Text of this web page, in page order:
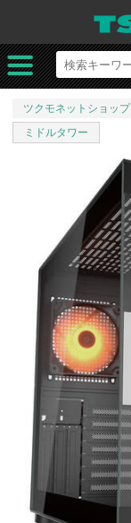
ツクモネットショップ
ミドルタワー